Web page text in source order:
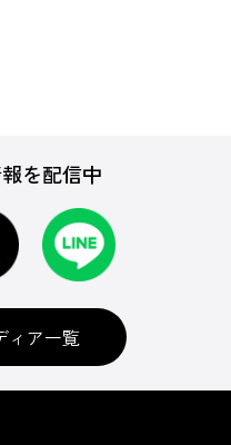
を配信中
ィア一覧